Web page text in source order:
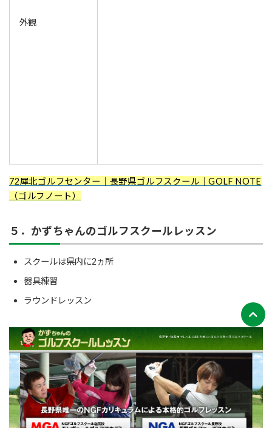
外観
72犀北ゴルフセンター｜長野県ゴルフスクール｜GOLF NOTE
（ゴルフノート）
５．かずちゃんのゴルフスクールレッスン
スクールは県内に2ヵ所
器具練習
ラウンドレッスン